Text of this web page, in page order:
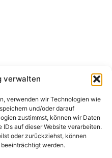
verwalten
verwenden wir Technologien wie
und/oder darauf
zustimmst, können wir Daten
auf dieser Website verarbeiten.
oder zurückziehst, können
werden.